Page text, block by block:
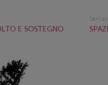
E SOSTEGNO